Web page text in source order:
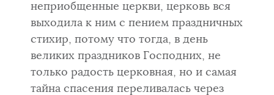
неприобщенные церкви, церковь вся
выходила к ним с пением пра­здничных
стихир, потому что тогда, в день
великих праздников Господ­них, не
только радость церковная, но и самая
тайна спасения перелива­лась через